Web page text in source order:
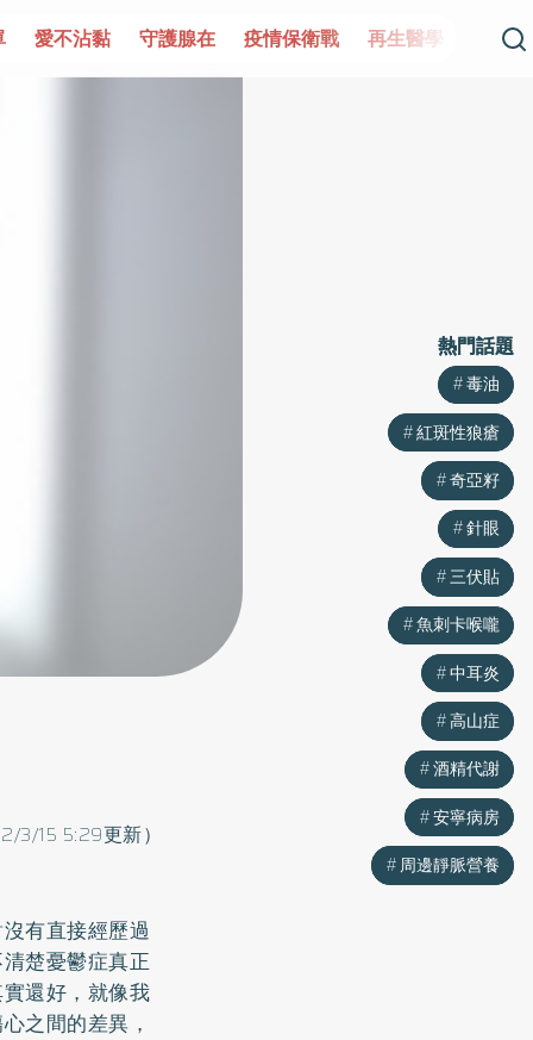
愛不沾黏 守護腺在 疫情保衛戰 再生醫學 愛的
3/15 5:29更新）
有直接經歷過
楚憂鬱症真正
還好，就像我
之間的差異，
熱門話題
毒油
紅斑性狼瘡
奇亞籽
針眼
三伏貼
魚刺卡喉嚨
中耳炎
高山症
酒精代謝
安寧病房
周邊靜脈營養
熱門話題
毒油
紅斑性狼瘡
奇亞籽
針眼
三伏貼
魚刺卡喉嚨
中耳炎
高山症
酒精代謝
安寧病房
周邊靜脈營養